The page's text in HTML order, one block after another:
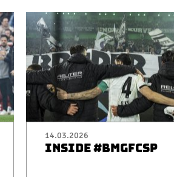
14.03.2026
INSIDE #BMGFCSP